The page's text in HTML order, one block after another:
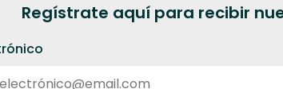
Regístrate aquí para recibir